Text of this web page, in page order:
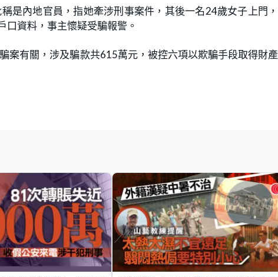
是內地官員，指她牽涉刑事案件，其後一名24歲女子上門
資料，事主懷疑受騙報警。
案有關，涉及騙款共615萬元，被控六項以欺騙手段取得財